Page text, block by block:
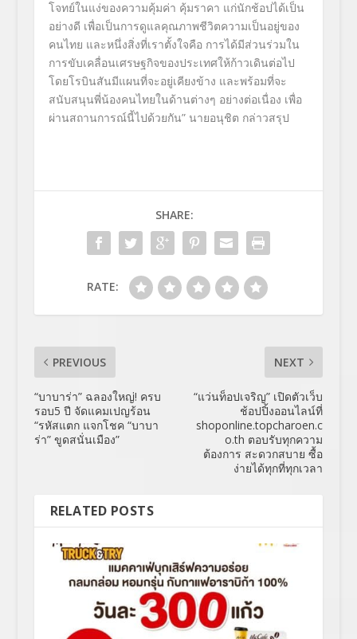
โจทย์ในแง่ของความคุ้มค่า คุ้มราคา แก่นักช้อปได้เป็น
อย่างดี เพื่อเป็นการดูแลคุณภาพชีวิตความเป็นอยู่ของ
คนไทย และหนึ่งสิ่งที่เราตั้งใจคือ การได้มีส่วนร่วมใน
การขับเคลื่อนเศรษฐกิจของประเทศให้ก้าวเดินต่อไป
โดยโรบินสันมีแผนที่จะอยู่เคียงข้าง และพร้อมที่จะ
สนับสนุนพี่น้องคนไทยในด้านต่างๆ อย่างต่อเนื่อง เพื่อ
ผ่านสถานการณ์นี้ไปด้วยกัน” นายอนุชิต กล่าวสรุป
SHARE:
RATE:
PREVIOUS
“บาบาร่า” ฉลองใหญ่! ครบ
รอบ5 ปี จัดแคมเปญร้อน
“รหัสแตก แจกโชค “บาบา
ร่า” ขูดสนั่นเมือง”
NEXT
“แว่นท็อปเจริญ” เปิดตัวเว็บ
ช้อปปิ้งออนไลน์ที่
shoponline.topcharoen.c
o.th ตอบรับทุกความ
ต้องการ สะดวกสบาย ซื้อ
ง่ายได้ทุกที่ทุกเวลา
RELATED POSTS